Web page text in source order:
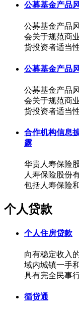
公募基金产品
公募基金产品
会关于规范商
货投资者适当
公募基金产品
公募基金产品
会关于规范商
货投资者适当
合作机构信息
露
华贵人寿保险
人寿保险股份
包括人寿保险
个人贷款
个人住房贷款
向有稳定收入
域内城镇一手
具有完全民事
循贷通